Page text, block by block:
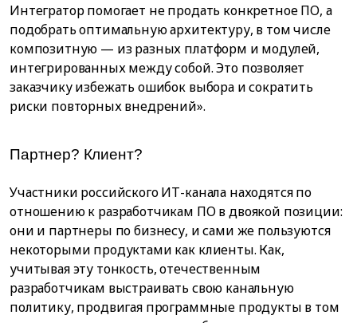
Интегратор помогает не продать конкретное ПО, а
подобрать оптимальную архитектуру, в том числе
композитную — из разных платформ и модулей,
интегрированных между собой. Это позволяет
заказчику избежать ошибок выбора и сократить
риски повторных внедрений».
Партнер? Клиент?
Участники российского ИТ-канала находятся по
отношению к разработчикам ПО в двоякой позиции:
они и партнеры по бизнесу, и сами же пользуются
некоторыми продуктами как клиенты. Как,
учитывая эту тонкость, отечественным
разработчикам выстраивать свою канальную
политику, продвигая программные продукты в том